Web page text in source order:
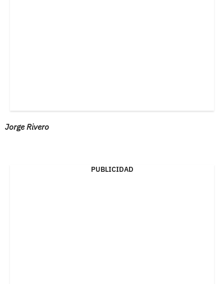
Jorge Rivero
PUBLICIDAD